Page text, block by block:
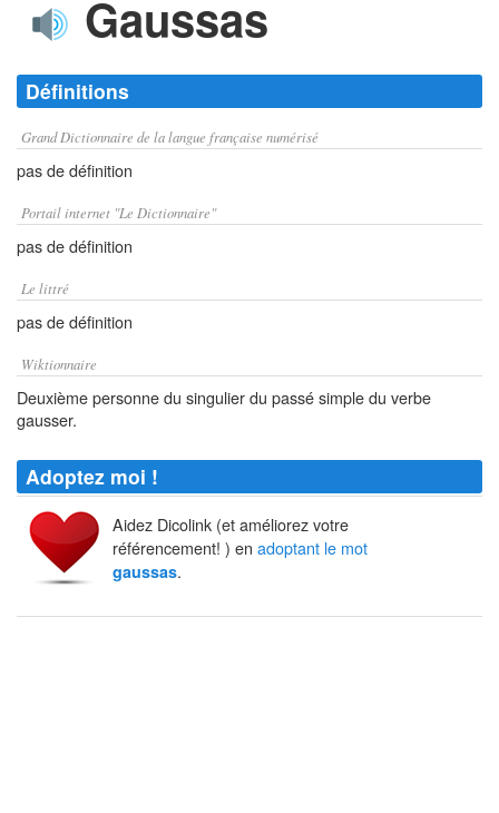
Gaussas
Définitions
Grand Dictionnaire de la langue française numérisé
pas de définition
Portail internet "Le Dictionnaire"
pas de définition
Le littré
pas de définition
Wiktionnaire
Deuxième personne du singulier du passé simple du verbe
gausser.
Adoptez moi !
Aidez Dicolink (et améliorez votre
référencement! ) en adoptant le mot
gaussas.